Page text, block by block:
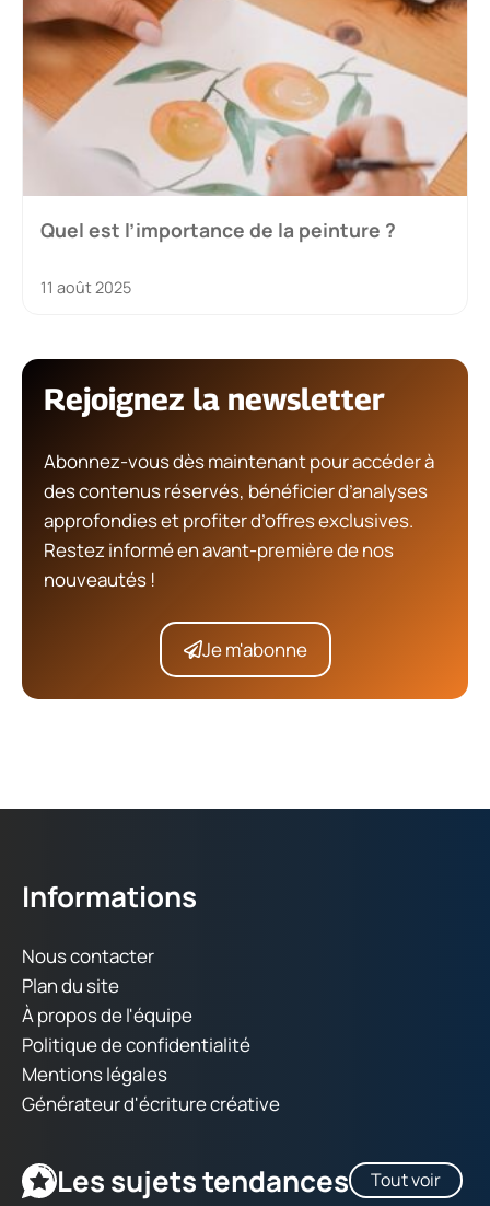
Quel est l’importance de la peinture ?
11 août 2025
Rejoignez la newsletter
Abonnez-vous dès maintenant pour accéder à
des contenus réservés, bénéficier d’analyses
approfondies et profiter d’offres exclusives.
Restez informé en avant-première de nos
nouveautés !
Je m'abonne
Informations
Nous contacter
Plan du site
À propos de l'équipe
Politique de confidentialité
Mentions légales
Générateur d'écriture créative
Les sujets tendances Tout voir